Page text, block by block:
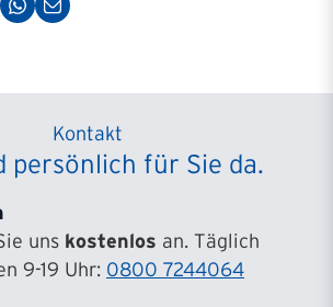
Kontakt
persönlich für Sie da.
uns kostenlos an. Täglich
9-19 Uhr: 0800 7244064